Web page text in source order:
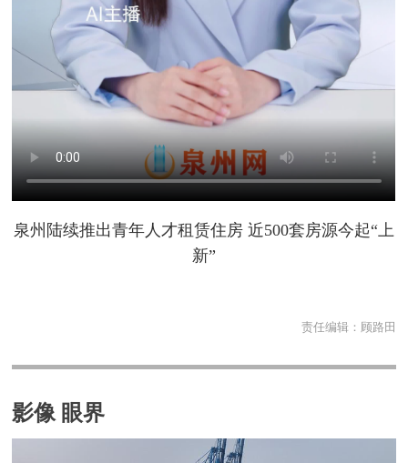
泉州陆续推出青年人才租赁住房 近500套房源今起“上
新”
责任编辑： 顾路田
影像 眼界